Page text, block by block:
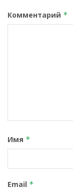
Комментарий *
Имя *
Email *